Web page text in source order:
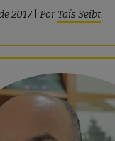
2017 Por Taís Seibt